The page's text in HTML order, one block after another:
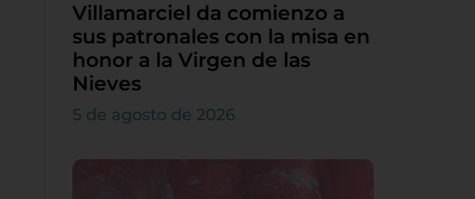
Villamarciel da comienzo a
sus patronales con la misa en
honor a la Virgen de las
Nieves
5 de agosto de 2026